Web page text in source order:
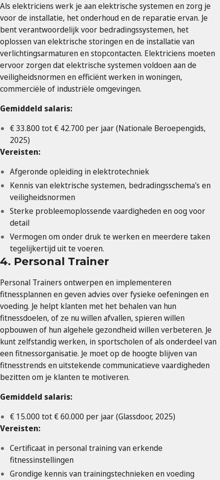
Als elektriciens werk je aan elektrische systemen en zorg je
voor de installatie, het onderhoud en de reparatie ervan. Je
bent verantwoordelijk voor bedradingssystemen, het
oplossen van elektrische storingen en de installatie van
verlichtingsarmaturen en stopcontacten. Elektriciens moeten
ervoor zorgen dat elektrische systemen voldoen aan de
veiligheidsnormen en efficiënt werken in woningen,
commerciële of industriële omgevingen.
Gemiddeld salaris:
€ 33.800 tot € 42.700 per jaar (Nationale Beroepengids,
2025)
Vereisten:
Afgeronde opleiding in elektrotechniek
Kennis van elektrische systemen, bedradingsschema's en
veiligheidsnormen
Sterke probleemoplossende vaardigheden en oog voor
detail
Vermogen om onder druk te werken en meerdere taken
tegelijkertijd uit te voeren.
4. Personal Trainer
Personal Trainers ontwerpen en implementeren
fitnessplannen en geven advies over fysieke oefeningen en
voeding. Je helpt klanten met het behalen van hun
fitnessdoelen, of ze nu willen afvallen, spieren willen
opbouwen of hun algehele gezondheid willen verbeteren. Je
kunt zelfstandig werken, in sportscholen of als onderdeel van
een fitnessorganisatie. Je moet op de hoogte blijven van
fitnesstrends en uitstekende communicatieve vaardigheden
bezitten om je klanten te motiveren.
Gemiddeld salaris:
€ 15.000 tot € 60.000 per jaar (Glassdoor, 2025)
Vereisten:
Certificaat in personal training van erkende
fitnessinstellingen
Grondige kennis van trainingstechnieken en voeding